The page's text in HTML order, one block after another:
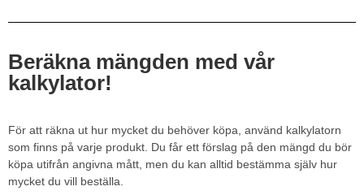
Beräkna mängden med vår
kalkylator!
För att räkna ut hur mycket du behöver köpa, använd kalkylatorn
som finns på varje produkt. Du får ett förslag på den mängd du bör
köpa utifrån angivna mått, men du kan alltid bestämma själv hur
mycket du vill beställa.